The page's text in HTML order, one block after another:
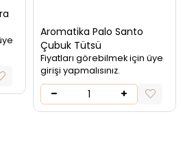
Aromatika Palo Santo
Çubuk Tütsü
Fiyatları görebilmek için üye
girişi yapmalısınız.